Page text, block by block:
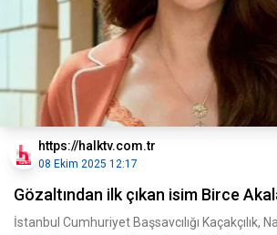
https://halktv.com.tr
08 Ekim 2025 12:17
Gözaltından ilk çıkan isim Birce
İstanbul Cumhuriyet Başsavcılığı Kaçakçılık,